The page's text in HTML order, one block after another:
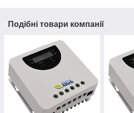
Подібні товари компанії